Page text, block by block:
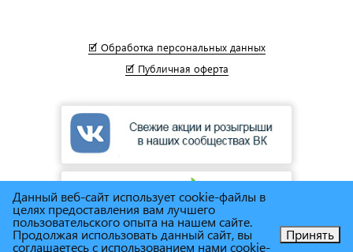
🗹 Обработка персональных данных
🗹 Публичная оферта
Данный веб-сайт использует cookie-файлы в
целях предоставления вам лучшего
пользовательского опыта на нашем сайте.
Продолжая использовать данный сайт, вы
соглашаетесь с использованием нами cookie-
Принять